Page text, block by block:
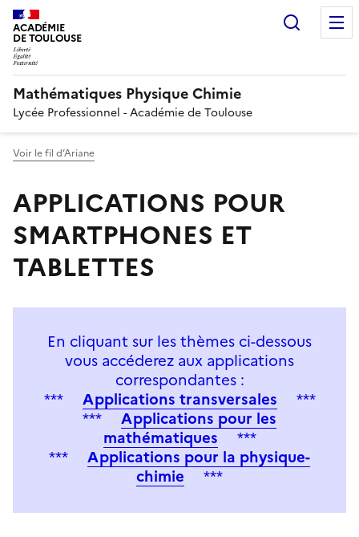
ACADÉMIE
DE TOULOUSE
Mathématiques Physique Chimie
Lycée Professionnel - Académie de Toulouse
Voir le fil d’Ariane
APPLICATIONS POUR
SMARTPHONES ET
TABLETTES
En cliquant sur les thèmes ci-dessous
vous accéderez aux applications
correspondantes :
*** Applications transversales ***
*** Applications pour les
mathématiques ***
*** Applications pour la physique-
chimie ***